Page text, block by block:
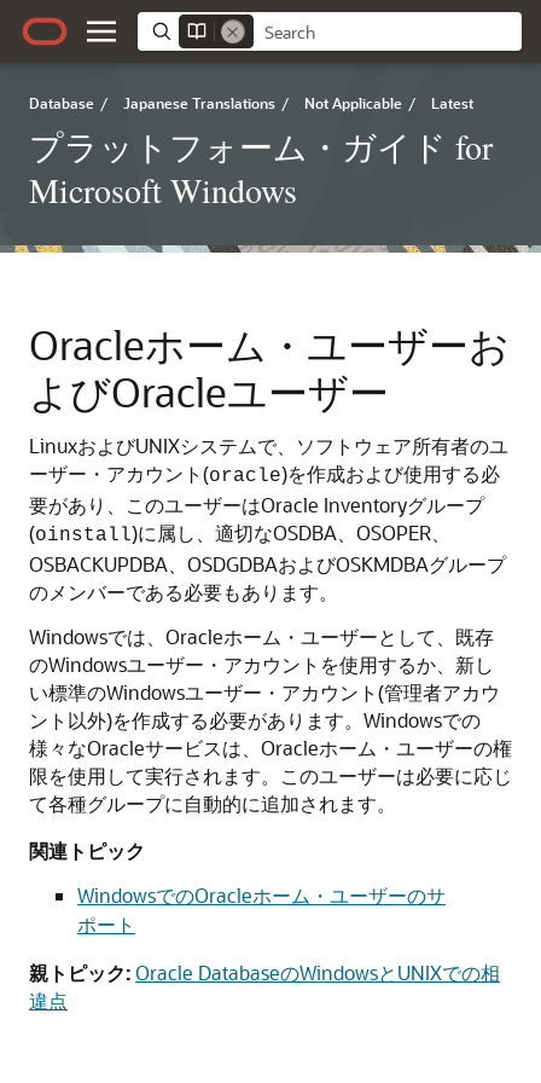
Database / Japanese Translations / Not Applicable / Latest
プラットフォーム・ガイド for
Microsoft Windows
Oracleホーム・ユーザーお
よびOracleユーザー
LinuxおよびUNIXシステムで、ソフトウェア所有者のユ
ーザー・アカウント(oracle)を作成および使用する必
要があり、このユーザーはOracle Inventoryグループ
(oinstall)に属し、適切なOSDBA、OSOPER、
OSBACKUPDBA、OSDGDBAおよびOSKMDBAグループ
のメンバーである必要もあります。
Windowsでは、Oracleホーム・ユーザーとして、既存
のWindowsユーザー・アカウントを使用するか、新し
い標準のWindowsユーザー・アカウント(管理者アカウ
ント以外)を作成する必要があります。Windowsでの
様々なOracleサービスは、Oracleホーム・ユーザーの権
限を使用して実行されます。このユーザーは必要に応じ
て各種グループに自動的に追加されます。
関連トピック
WindowsでのOracleホーム・ユーザーのサ
ポート
親トピック:Oracle DatabaseのWindowsとUNIXでの相
違点